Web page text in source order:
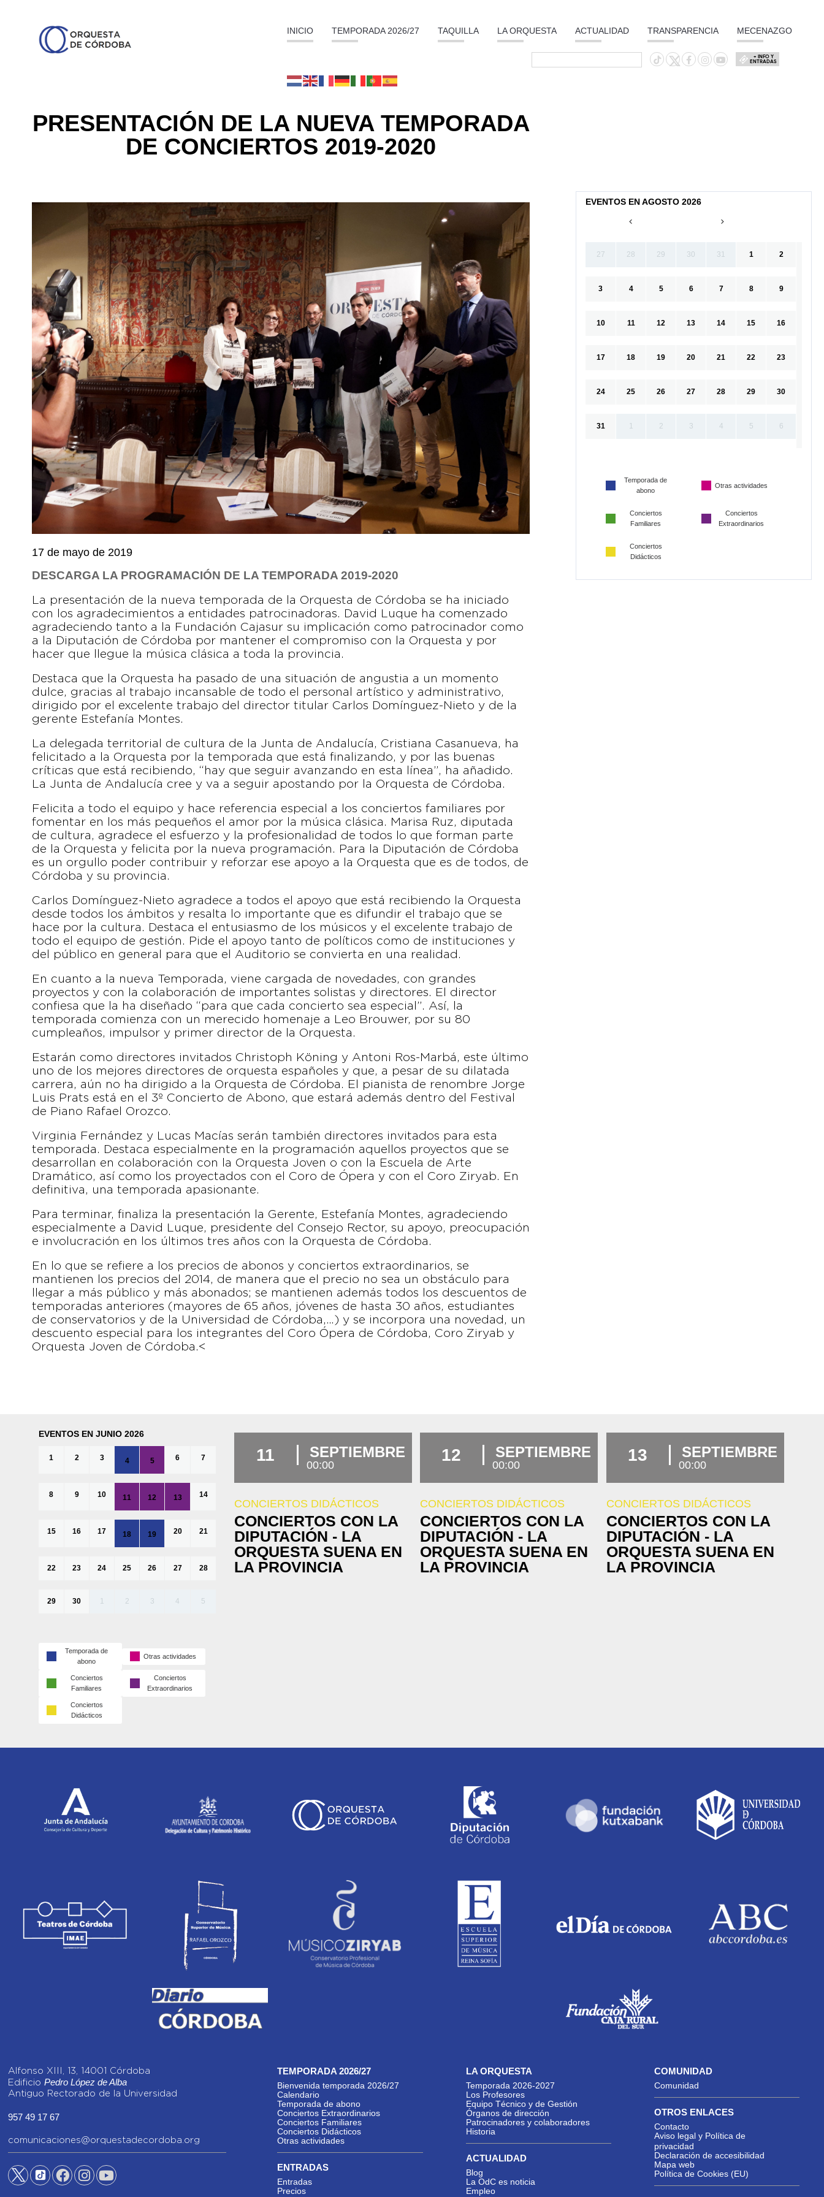
INICIO TEMPORADA 2026/27 TAQUILLA LA ORQUESTA ACTUALIDAD TRANSPARENCIA MECENAZGO
+ INFO Y
ENTRADAS
PRESENTACIÓN DE LA NUEVA TEMPORADA
DE CONCIERTOS 2019-2020
17 de mayo de 2019
DESCARGA LA PROGRAMACIÓN DE LA TEMPORADA 2019-2020
La presentación de la nueva temporada de la Orquesta de Córdoba se ha iniciado
con los agradecimientos a entidades patrocinadoras. David Luque ha comenzado
agradeciendo tanto a la Fundación Cajasur su implicación como patrocinador como
a la Diputación de Córdoba por mantener el compromiso con la Orquesta y por
hacer que llegue la música clásica a toda la provincia.
Destaca que la Orquesta ha pasado de una situación de angustia a un momento
dulce, gracias al trabajo incansable de todo el personal artístico y administrativo,
dirigido por el excelente trabajo del director titular Carlos Domínguez-Nieto y de la
gerente Estefanía Montes.
La delegada territorial de cultura de la Junta de Andalucía, Cristiana Casanueva, ha
felicitado a la Orquesta por la temporada que está finalizando, y por las buenas
críticas que está recibiendo, “hay que seguir avanzando en esta línea”, ha añadido.
La Junta de Andalucía cree y va a seguir apostando por la Orquesta de Córdoba.
Felicita a todo el equipo y hace referencia especial a los conciertos familiares por
fomentar en los más pequeños el amor por la música clásica. Marisa Ruz, diputada
de cultura, agradece el esfuerzo y la profesionalidad de todos lo que forman parte
de la Orquesta y felicita por la nueva programación. Para la Diputación de Córdoba
es un orgullo poder contribuir y reforzar ese apoyo a la Orquesta que es de todos, de
Córdoba y su provincia.
Carlos Domínguez-Nieto agradece a todos el apoyo que está recibiendo la Orquesta
desde todos los ámbitos y resalta lo importante que es difundir el trabajo que se
hace por la cultura. Destaca el entusiasmo de los músicos y el excelente trabajo de
todo el equipo de gestión. Pide el apoyo tanto de políticos como de instituciones y
del público en general para que el Auditorio se convierta en una realidad.
En cuanto a la nueva Temporada, viene cargada de novedades, con grandes
proyectos y con la colaboración de importantes solistas y directores. El director
confiesa que la ha diseñado “para que cada concierto sea especial”. Así, la
temporada comienza con un merecido homenaje a Leo Brouwer, por su 80
cumpleaños, impulsor y primer director de la Orquesta.
Estarán como directores invitados Christoph Köning y Antoni Ros-Marbá, este último
uno de los mejores directores de orquesta españoles y que, a pesar de su dilatada
carrera, aún no ha dirigido a la Orquesta de Córdoba. El pianista de renombre Jorge
Luis Prats está en el 3º Concierto de Abono, que estará además dentro del Festival
de Piano Rafael Orozco.
Virginia Fernández y Lucas Macías serán también directores invitados para esta
temporada. Destaca especialmente en la programación aquellos proyectos que se
desarrollan en colaboración con la Orquesta Joven o con la Escuela de Arte
Dramático, así como los proyectados con el Coro de Ópera y con el Coro Ziryab. En
definitiva, una temporada apasionante.
Para terminar, finaliza la presentación la Gerente, Estefanía Montes, agradeciendo
especialmente a David Luque, presidente del Consejo Rector, su apoyo, preocupación
e involucración en los últimos tres años con la Orquesta de Córdoba.
En lo que se refiere a los precios de abonos y conciertos extraordinarios, se
mantienen los precios del 2014, de manera que el precio no sea un obstáculo para
llegar a más público y más abonados; se mantienen además todos los descuentos de
temporadas anteriores (mayores de 65 años, jóvenes de hasta 30 años, estudiantes
de conservatorios y de la Universidad de Córdoba,…) y se incorpora una novedad, un
descuento especial para los integrantes del Coro Ópera de Córdoba, Coro Ziryab y
Orquesta Joven de Córdoba.<
EVENTOS EN AGOSTO 2026
27 28 29 30 31 1 2
3 4 5 6 7 8 9
10 11 12 13 14 15 16
17 18 19 20 21 22 23
24 25 26 27 28 29 30
31 1 2 3 4 5 6
Temporada de
abono
Otras actividades
Conciertos
Familiares
Conciertos
Extraordinarios
Conciertos
Didácticos
EVENTOS EN JUNIO 2026
1 2 3 4 5 6 7
8 9 10 11 12 13 14
15 16 17 18 19 20 21
22 23 24 25 26 27 28
29 30 1 2 3 4 5
Temporada de
abono
Otras actividades
Conciertos
Familiares
Conciertos
Extraordinarios
Conciertos
Didácticos
11 SEPTIEMBRE
00:00
CONCIERTOS DIDÁCTICOS
CONCIERTOS CON LA
DIPUTACIÓN - LA
ORQUESTA SUENA EN
LA PROVINCIA
12 SEPTIEMBRE
00:00
CONCIERTOS DIDÁCTICOS
CONCIERTOS CON LA
DIPUTACIÓN - LA
ORQUESTA SUENA EN
LA PROVINCIA
13 SEPTIEMBRE
00:00
CONCIERTOS DIDÁCTICOS
CONCIERTOS CON LA
DIPUTACIÓN - LA
ORQUESTA SUENA EN
LA PROVINCIA
Alfonso XIII, 13, 14001 Córdoba
EdificioPedro López de Alba
Antiguo Rectorado de la Universidad
957 49 17 67
comunicaciones@orquestadecordoba.org
TEMPORADA 2026/27
Bienvenida temporada 2026/27
Calendario
Temporada de abono
Conciertos Extraordinarios
Conciertos Familiares
Conciertos Didácticos
Otras actividades
ENTRADAS
Entradas
Precios
LA ORQUESTA
Temporada 2026-2027
Los Profesores
Equipo Técnico y de Gestión
Órganos de dirección
Patrocinadores y colaboradores
Historia
ACTUALIDAD
Blog
La OdC es noticia
Empleo
COMUNIDAD
Comunidad
OTROS ENLACES
Contacto
Aviso legal y Política de
privacidad
Declaración de accesibilidad
Mapa web
Política de Cookies (EU)